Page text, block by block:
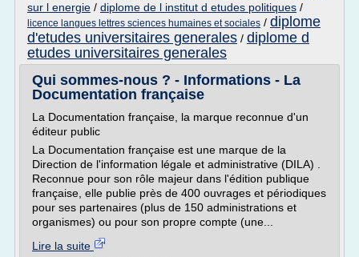
sur l energie / diplome de l institut d etudes politiques /
licence langues lettres sciences humaines et sociales / diplome
d'etudes universitaires generales / diplome d
etudes universitaires generales
Qui sommes-nous ? - Informations - La
Documentation française
La Documentation française, la marque reconnue d'un
éditeur public
La Documentation française est une marque de la
Direction de l'information légale et administrative (DILA) .
Reconnue pour son rôle majeur dans l'édition publique
française, elle publie près de 400 ouvrages et périodiques
pour ses partenaires (plus de 150 administrations et
organismes) ou pour son propre compte (une...
Lire la suite